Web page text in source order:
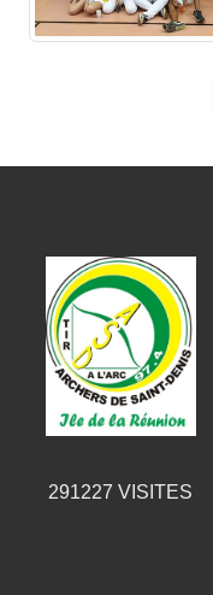
291227 VISITES